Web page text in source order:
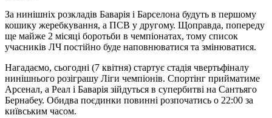
За нинішніх розкладів Баварія і Барселона будуть в першому
кошику жеребкування, а ПСВ у другому. Щоправда, попереду
ще майже 2 місяці боротьби в чемпіонатах, тому список
учасників ЛЧ постійно буде наповнюватися та змінюватися.
Нагадаємо, сьогодні (7 квітня) стартує стадія чвертьфіналу
нинішнього розіграшу Ліги чемпіонів. Спортінг прийматиме
Арсенал, а Реал і Баварія зійдуться в супербитві на Сантьяго
Бернабеу. Обидва поєдинки повинні розпочатись о 22:00 за
київським часом.